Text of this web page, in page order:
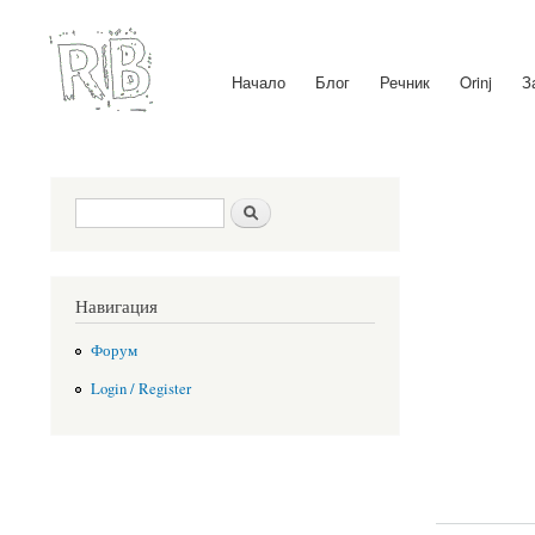
Main menu Начало Блог Речник Orinj
Search form
Навигация
Форум
Login / Register